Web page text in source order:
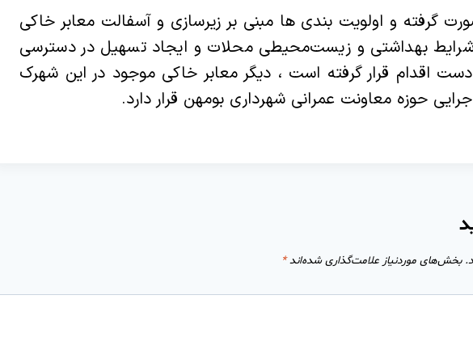
گرفته و اولویت بندی ها مبنی بر زیرسازی و آسفالت معابر خاکی
بهداشتی و زیست‌محیطی محلات و ایجاد تسهیل در دسترسی
اقدام قرار گرفته است ، دیگر معابر خاکی موجود در این شهرک
حوزه معاونت عمرانی شهرداری بومهن قرار دارد.
بخش‌های موردنیاز علامت‌گذاری شده‌اند*